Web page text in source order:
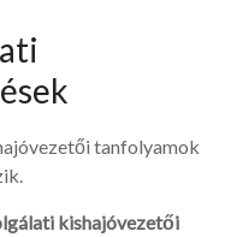
tanfolyamok
kishajóvezetői